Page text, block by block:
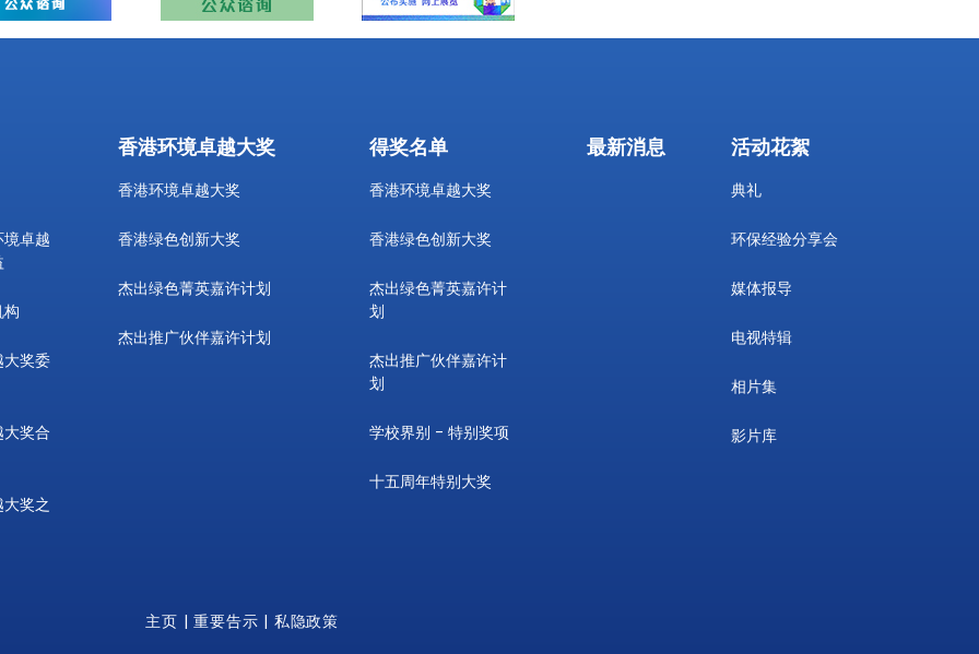
卓越
奖委
奖合
奖之
香港环境卓越大奖
香港环境卓越大奖
香港绿色创新大奖
杰出绿色菁英嘉许计划
杰出推广伙伴嘉许计划
得奖名单
香港环境卓越大奖
香港绿色创新大奖
杰出绿色菁英嘉许计
划
杰出推广伙伴嘉许计
划
学校界别 - 特别奖项
十五周年特别大奖
最新消息 活动花絮
典礼
环保经验分享会
媒体报导
电视特辑
相片集
影片库
主页 |重要告示 | 私隐政策